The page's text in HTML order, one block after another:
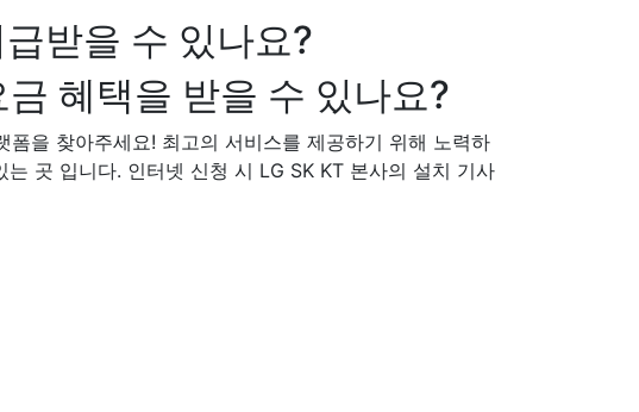
받을 수 있나요?
혜택을 받을 수 있나요?
을 찾아주세요! 최고의 서비스를 제공하기 위해 노력하
곳 입니다. 인터넷 신청 시 LG SK KT 본사의 설치 기사